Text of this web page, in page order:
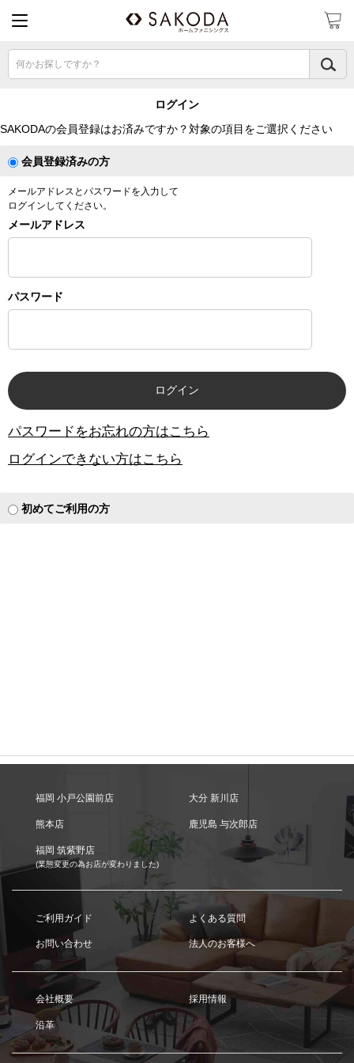
何かお探しですか？
ログイン
SAKODAの会員登録はお済みですか？対象の項目をご選択ください
会員登録済みの方
メールアドレスとパスワードを入力して
ログインしてください。
メールアドレス
パスワード
パスワードをお忘れの方はこちら
ログインできない方はこちら
初めてご利用の方
福岡 小戸公園前店 大分 新川店
熊本店 鹿児島 与次郎店
福岡 筑紫野店
(業態変更の為お店が変わりました)
ご利用ガイド よくある質問
お問い合わせ 法人のお客様へ
会社概要 採用情報
沿革